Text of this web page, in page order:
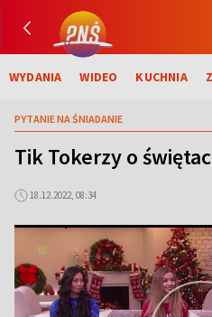
WYDANIA WIDEO KUCHNIA
PYTANIE NA ŚNIADANIE
Tik Tokerzy o
18.12.2022, 08:34